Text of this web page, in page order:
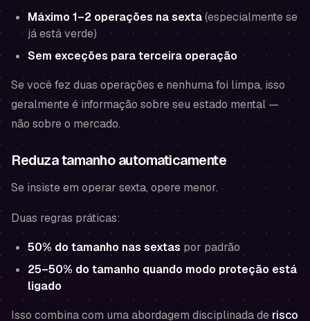
Máximo 1–2 operações na sexta(especialmente se
já está verde)
Sem exceções para terceira operação
Se você fez duas operações e nenhuma foi limpa, isso
geralmente é informação sobre seu estado mental —
não sobre o mercado.
Reduza tamanho automaticamente
Se insiste em operar sexta, opere menor.
Duas regras práticas:
50% do tamanho nas sextas por padrão
25–50% do tamanho quando modo proteção está
ligado
Isso combina com uma abordagem disciplinada de risco